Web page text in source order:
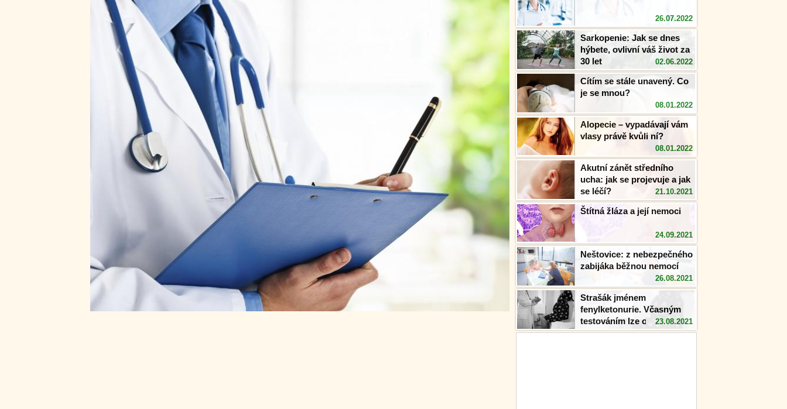
26.07.2022
Sarkopenie: Jak se dnes
hýbete, ovlivní váš život za
30 let
02.06.2022
Cítím se stále unavený. Co
je se mnou?
08.01.2022
Alopecie – vypadávají vám
vlasy právě kvůli ní?
08.01.2022
Akutní zánět středního
ucha: jak se projevuje a jak
se léčí?
21.10.2021
Štítná žláza a její nemoci
24.09.2021
Neštovice: z nebezpečného
zabijáka běžnou nemocí
26.08.2021
Strašák jménem
fenylketonurie. Včasným
testováním lze onemocnění
předejít
23.08.2021